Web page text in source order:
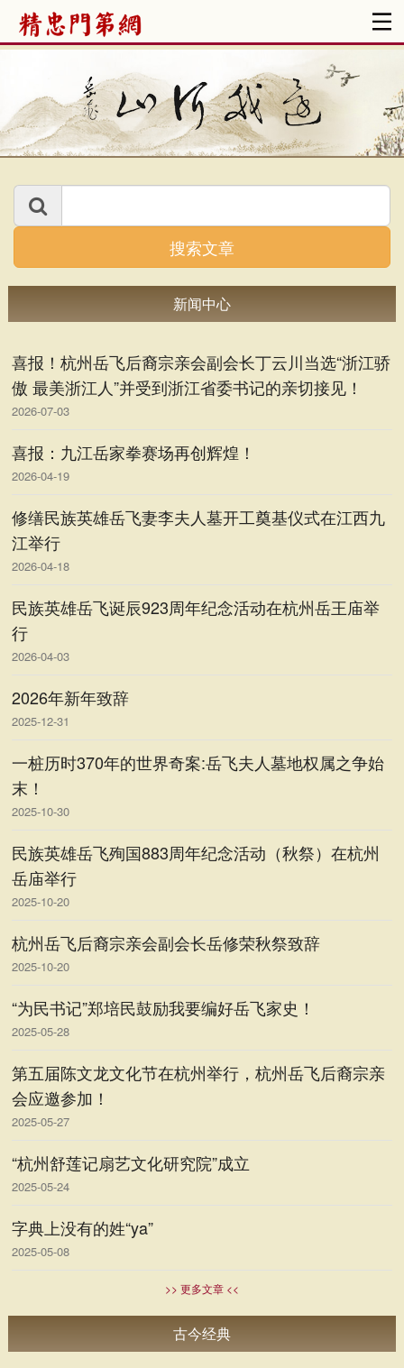
搜索文章
新闻中心
喜报！杭州岳飞后裔宗亲会副会长丁云川当选“浙江骄
傲 最美浙江人”并受到浙江省委书记的亲切接见！
2026-07-03
喜报：九江岳家拳赛场再创辉煌！
2026-04-19
修缮民族英雄岳飞妻李夫人墓开工奠基仪式在江西九
江举行
2026-04-18
民族英雄岳飞诞辰923周年纪念活动在杭州岳王庙举
行
2026-04-03
2026年新年致辞
2025-12-31
一桩历时370年的世界奇案:岳飞夫人墓地权属之争始
末！
2025-10-30
民族英雄岳飞殉国883周年纪念活动（秋祭）在杭州
岳庙举行
2025-10-20
杭州岳飞后裔宗亲会副会长岳修荣秋祭致辞
2025-10-20
“为民书记”郑培民鼓励我要编好岳飞家史！
2025-05-28
第五届陈文龙文化节在杭州举行，杭州岳飞后裔宗亲
会应邀参加！
2025-05-27
“杭州舒莲记扇艺文化研究院”成立
2025-05-24
字典上没有的姓“ya”
2025-05-08
>> 更多文章 <<
古今经典